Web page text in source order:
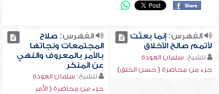
الفهرس:إنما بعثت
لأتمم صالح الأخلاق
للشيخ: سلمان العودة
جزء من محاضرة ( حسن الخلق)
الفهرس: صلاح
المجتمعات ونجاتها
بالأمر بالمعروف والنهي
عن المنكر
للشيخ: سلمان العودة
جزء من محاضرة ( الأمر